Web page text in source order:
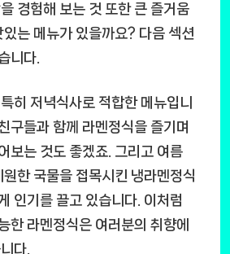
경험해 보는 것 또한 큰 즐거움
있는 메뉴가 있을까요? 다음 섹션
니다.
히 저녁식사로 적합한 메뉴입니
구들과 함께 라멘정식을 즐기며
보는 것도 좋겠죠. 그리고 여름
한 국물을 접목시킨 냉라멘정식
인기를 끌고 있습니다. 이처럼
한 라멘정식은 여러분의 취향에
다.